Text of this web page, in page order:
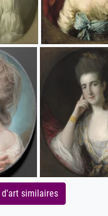
similaires